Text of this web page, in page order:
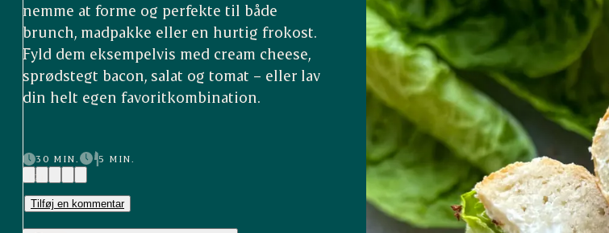
nemme at forme og perfekte til både
brunch, madpakke eller en hurtig frokost.
Fyld dem eksempelvis med cream cheese,
sprødstegt bacon, salat og tomat – eller lav
din helt egen favoritkombination.
30 MIN.
5 MIN.
(2)
Tilføj en kommentar